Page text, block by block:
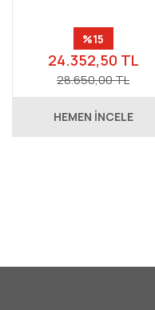
%15
24.352,50 TL
28.650,00 TL
HEMEN İNCELE